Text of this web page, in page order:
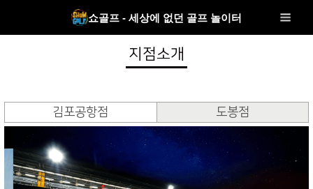
쇼골프 - 세상에 없던 골프 놀이터
지점소개
김포공항점 도봉점